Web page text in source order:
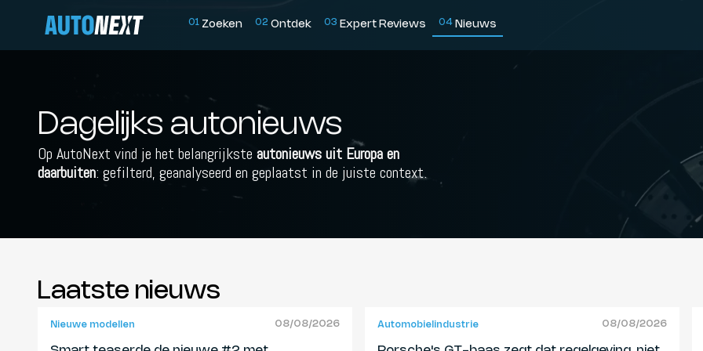
01 Zoeken 02 Ontdek 03 Expert Reviews 04 Nieuws
Dagelijks autonieuws
Op AutoNext vind je het belangrijkste autonieuws uit Europa en
daarbuiten: gefilterd, geanalyseerd en geplaatst in de juiste context.
Laatste nieuws
Nieuwe modellen 08/08/2026 Automobielindustrie 08/08/2026